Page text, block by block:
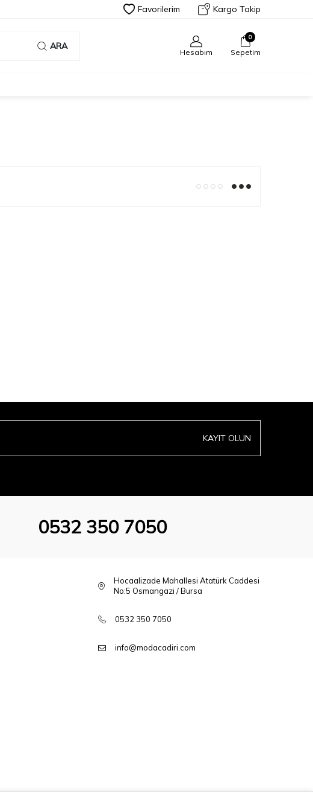
Favorilerim Kargo Takip
ARA
Hesabım
0
Sepetim
KAYIT OLUN
0532 350 7050
Hocaalizade Mahallesi Atatürk Caddesi
No:5 Osmangazi / Bursa
0532 350 7050
info@modacadiri.com